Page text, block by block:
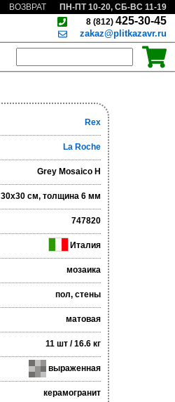
ВОЗВРАТ
ПН-ПТ 10-20, СБ-ВС 11-19
8 (812) 425-30-45
zakaz@plitkazavr.ru
Rex
La Roche
Grey Mosaico H
30x30 см, толщина 6 мм
747820
Италия
мозаика
пол, стены
матовая
11 шт / 16.6 кг
выраженная
керамогранит